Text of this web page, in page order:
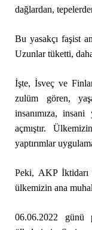
dağlardan,
Bu yasakçı faşist
Uzunlar tüketti,
İşte, İsveç ve
zulüm gören,
insanımıza, insani
açmıştır.
yaptırımlar
Peki, AKP İktidarı
ülkemizin ana
06.06.2022 günü